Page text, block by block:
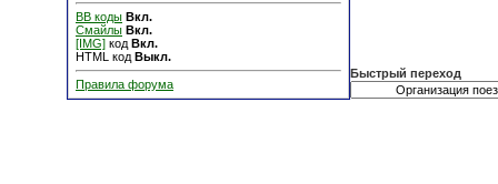
BB коды Вкл.
Смайлы Вкл.
[IMG] код Вкл.
HTML код Выкл.
Правила форума
Быстрый переход